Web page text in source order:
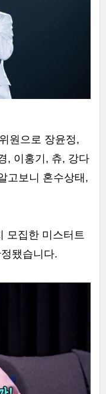
원으로 장윤정,
, 이홍기, 츄, 강다
고보니 혼수상태,
모집한 미스터트
됐습니다.